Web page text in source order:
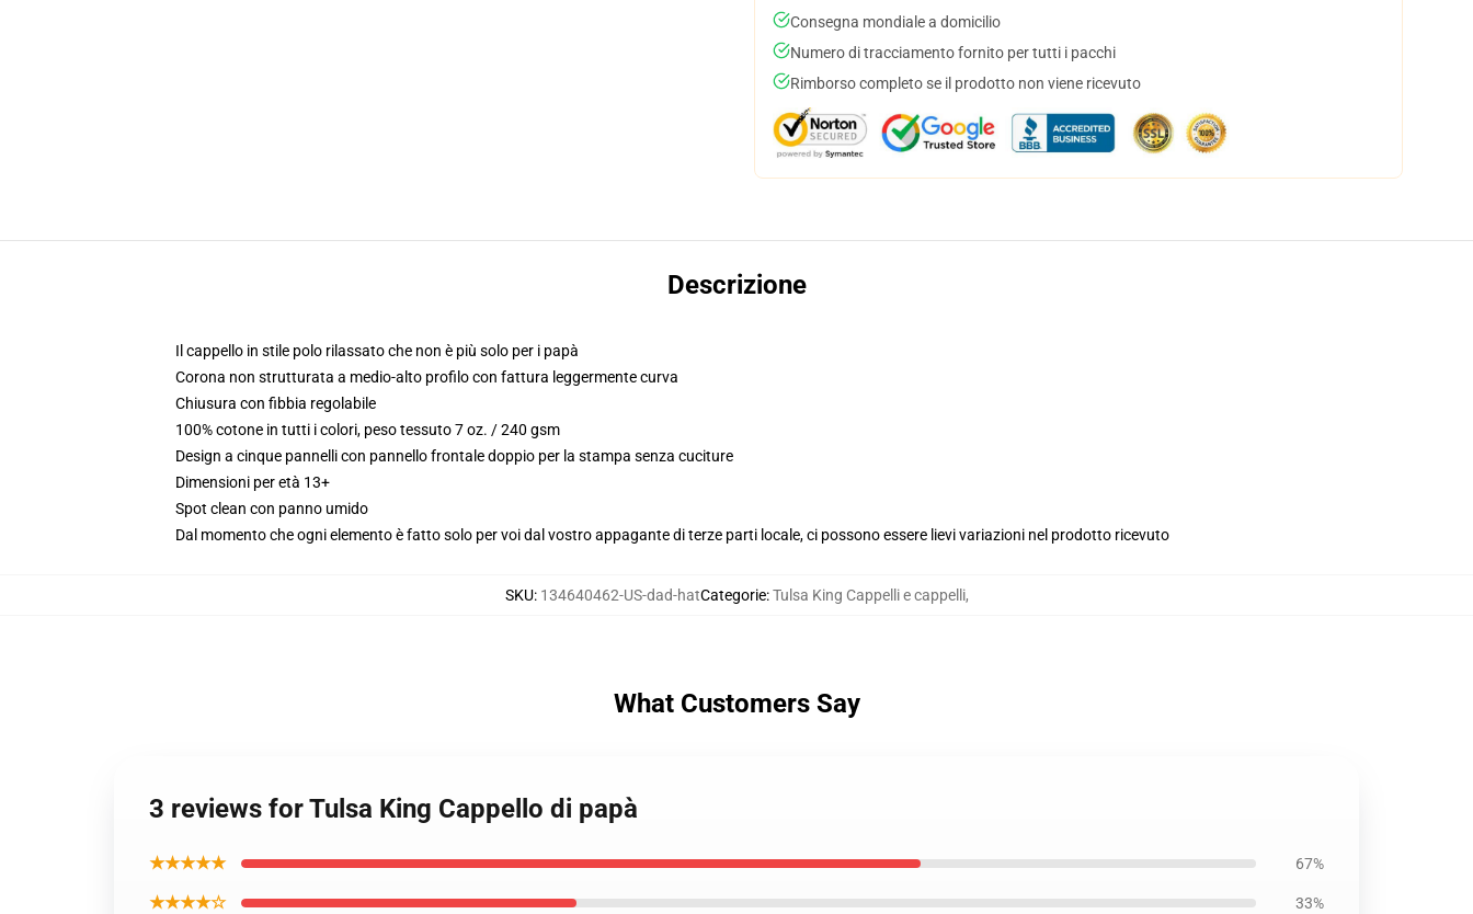
Consegna mondiale a domicilio
Numero di tracciamento fornito per tutti i pacchi
Rimborso completo se il prodotto non viene ricevuto
Descrizione
Il cappello in stile polo rilassato che non è più solo per i papà
Corona non strutturata a medio-alto profilo con fattura leggermente curva
Chiusura con fibbia regolabile
100% cotone in tutti i colori, peso tessuto 7 oz. / 240 gsm
Design a cinque pannelli con pannello frontale doppio per la stampa senza cuciture
Dimensioni per età 13+
Spot clean con panno umido
Dal momento che ogni elemento è fatto solo per voi dal vostro appagante di terze parti locale, ci possono essere lievi variazioni nel prodotto ricevuto
SKU: 134640462-US-dad-hatCategorie:Tulsa King Cappelli e cappelli,
What Customers Say
3 reviews for Tulsa King Cappello di papà
★★★★★ 67%
★★★★☆ 33%